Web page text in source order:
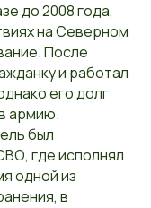
до 2008 года,
на Северном
После
и работал
его долг
армию.
был
где исполнял
одной из
в